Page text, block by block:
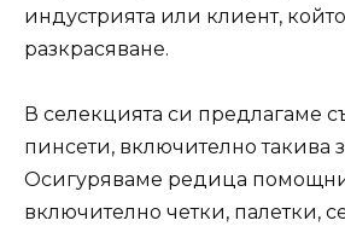
индустрията или клиент,
разкрасяване.
В селекцията си предлагаме
пинсети, включително такива
Осигуряваме редица
включително четки, палетки,